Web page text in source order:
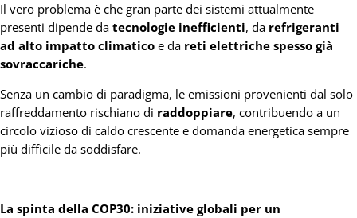
Il vero problema è che gran parte dei sistemi attualmente
presenti dipende da tecnologie inefficienti, da refrigeranti
ad alto impatto climatico e da reti elettriche spesso già
sovraccariche.
Senza un cambio di paradigma, le emissioni provenienti dal solo
raffreddamento rischiano di raddoppiare, contribuendo a un
circolo vizioso di caldo crescente e domanda energetica sempre
più difficile da soddisfare.
La spinta della COP30: iniziative globali per un